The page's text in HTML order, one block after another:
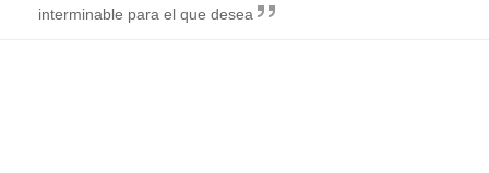
interminable para el que desea